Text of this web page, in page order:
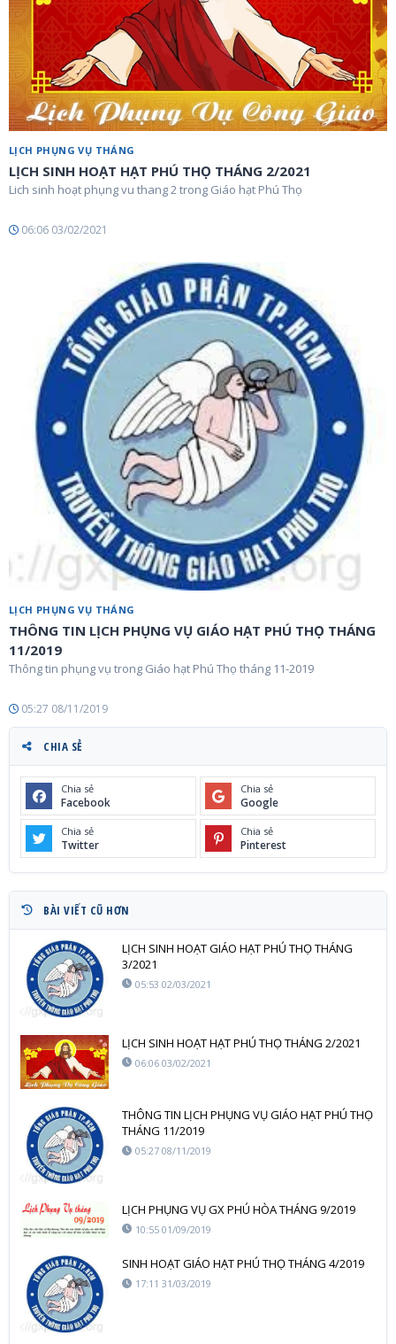
LỊCH PHỤNG VỤ THÁNG
LỊCH SINH HOẠT HẠT PHÚ THỌ THÁNG 2/2021
Lich sinh hoạt phụng vu thang 2 trong Giáo hạt Phú Thọ
06:06 03/02/2021
LỊCH PHỤNG VỤ THÁNG
THÔNG TIN LỊCH PHỤNG VỤ GIÁO HẠT PHÚ THỌ THÁNG
11/2019
Thông tin phụng vụ trong Giáo hạt Phú Thọ tháng 11-2019
05:27 08/11/2019
CHIA SẺ
Chia sẻ
Facebook
Chia sẻ
Google
Chia sẻ
Twitter
Chia sẻ
Pinterest
BÀI VIẾT CŨ HƠN
LỊCH SINH HOẠT GIÁO HẠT PHÚ THỌ THÁNG
3/2021
05:53 02/03/2021
LỊCH SINH HOẠT HẠT PHÚ THỌ THÁNG 2/2021
06:06 03/02/2021
THÔNG TIN LỊCH PHỤNG VỤ GIÁO HẠT PHÚ THỌ
THÁNG 11/2019
05:27 08/11/2019
LỊCH PHỤNG VỤ GX PHÚ HÒA THÁNG 9/2019
10:55 01/09/2019
SINH HOẠT GIÁO HẠT PHÚ THỌ THÁNG 4/2019
17:11 31/03/2019